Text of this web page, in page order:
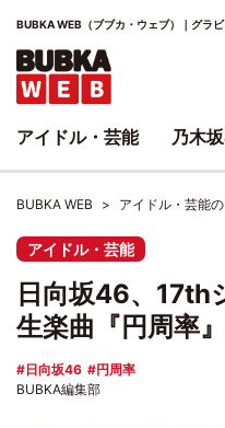
BUBKA WEB（ブブカ・ウェブ）｜グラ
BUBKA WEB アイドル・芸能
アイドル・芸能
日向坂46、17th
生楽曲『円周率
日向坂46
円周率
BUBKA編集部
アイドル・芸能 乃木